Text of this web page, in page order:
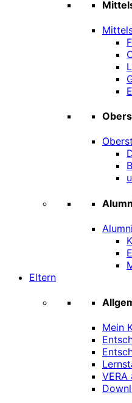
Alumni
Eltern
Mein
VERA